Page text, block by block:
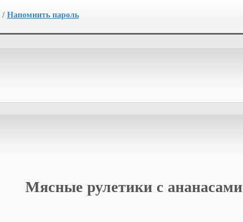
/ Напомнить пароль
Мясные рулетики с ананасами